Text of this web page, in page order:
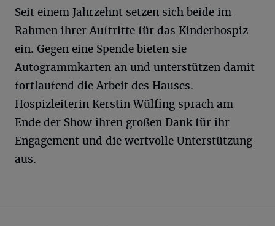
Seit einem Jahrzehnt setzen sich beide im
Rahmen ihrer Auftritte für das Kinderhospiz
ein. Gegen eine Spende bieten sie
Autogrammkarten an und unterstützen damit
fortlaufend die Arbeit des Hauses.
Hospizleiterin Kerstin Wülfing sprach am
Ende der Show ihren großen Dank für ihr
Engagement und die wertvolle Unterstützung
aus.